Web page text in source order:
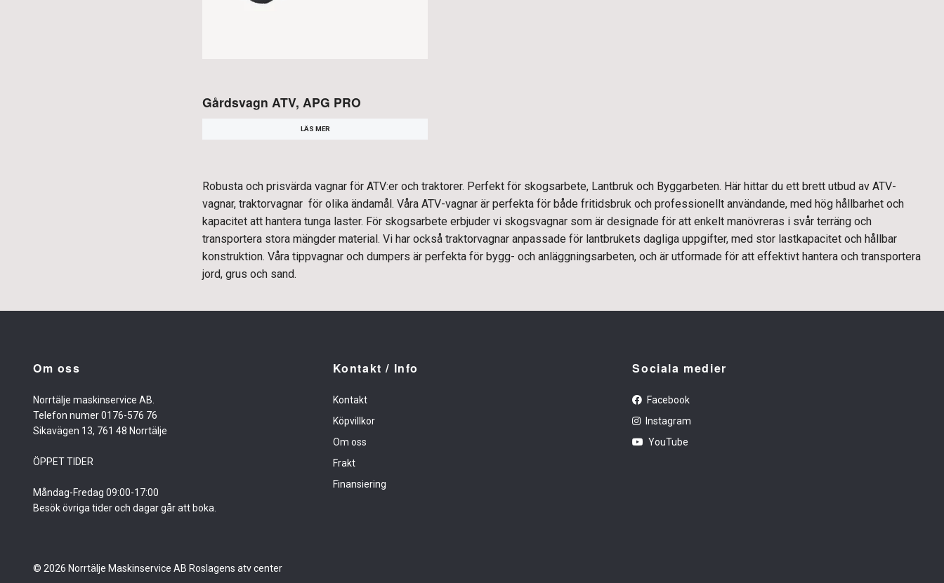
Gårdsvagn ATV, APG PRO
LÄS MER
Robusta och prisvärda vagnar för ATV:er och traktorer. Perfekt för skogsarbete, Lantbruk och Byggarbeten. Här hittar du ett brett utbud av ATV-
vagnar, traktorvagnar för olika ändamål. Våra ATV-vagnar är perfekta för både fritidsbruk och professionellt användande, med hög hållbarhet och
kapacitet att hantera tunga laster. För skogsarbete erbjuder vi skogsvagnar som är designade för att enkelt manövreras i svår terräng och
transportera stora mängder material. Vi har också traktorvagnar anpassade för lantbrukets dagliga uppgifter, med stor lastkapacitet och hållbar
konstruktion. Våra tippvagnar och dumpers är perfekta för bygg- och anläggningsarbeten, och är utformade för att effektivt hantera och transportera
jord, grus och sand.
Om oss
Norrtälje maskinservice AB.
Telefon numer 0176-576 76
Sikavägen 13, 761 48 Norrtälje
ÖPPET TIDER
Måndag-Fredag 09:00-17:00
Besök övriga tider och dagar går att boka.
Kontakt / Info
Kontakt
Köpvillkor
Om oss
Frakt
Finansiering
Sociala medier
Facebook
Instagram
YouTube
© 2026 Norrtälje Maskinservice AB Roslagens atv center